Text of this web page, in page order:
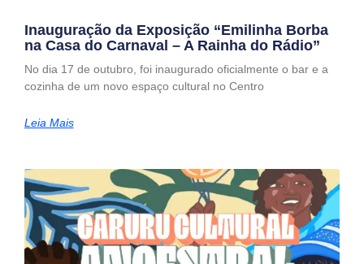
Inauguração da Exposição “Emilinha Borba
na Casa do Carnaval – A Rainha do Rádio”
No dia 17 de outubro, foi inaugurado oficialmente o bar e a
cozinha de um novo espaço cultural no Centro
Leia Mais